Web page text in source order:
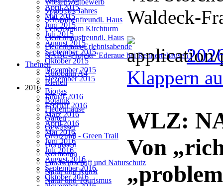
Wiesenwettbewerb
Vogel des Jahres
Schwalbenfreundl. Haus
Lebensraum Kirchturm
Fledermausfreundl. Haus
Fledermaus-Erlebnisabende
NABU-Projekt "Ederaue bei Rennertehausen"
Themen
Autobahn A4
Bienen
Biogas
Botanik
Fledermäuse
Garten
Gewässer
Grenztrail - Green Trail
Hornissen
Kormoran
Landwirtschaft und Naturschutz
Natur und Kunst
Natur und Tourismus
April 2015
Mai 2015
Juni 2015
Juli 2015
August 2015
September 2015
Oktober 2015
November 2015
Dezember 2015
2016
Januar 2016
Februar 2016
März 2016
April 2016
Mai 2016
Juni 2016
Juli 2016
August 2016
September 2016
Oktober 2016
Waldeck-
Klappern
WLZ:
Von